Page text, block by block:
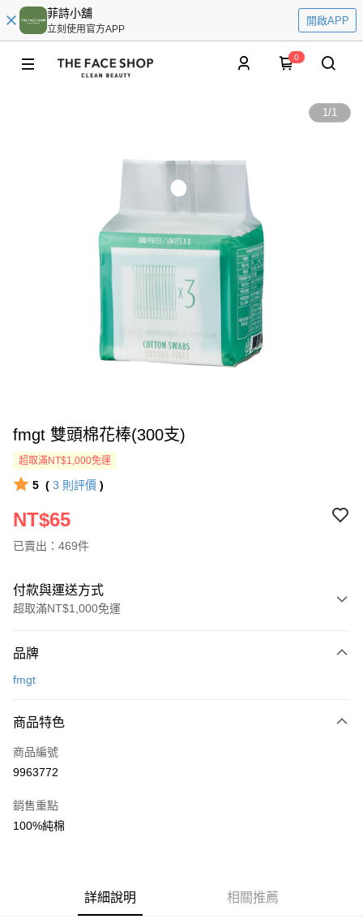
菲詩小舖
立刻使用官方APP
開啟APP
0
1/1
fmgt 雙頭棉花棒(300支)
超取滿NT$1,000免運
5 ( 3 則評價 )
NT$65
已賣出：469件
付款與運送方式
超取滿NT$1,000免運
信用卡一次付款
LINE Pay
Apple Pay
悠遊付
品牌
fmgt
商品特色
商品編號
9963772
銷售重點
100%純棉
詳細說明 相關推薦